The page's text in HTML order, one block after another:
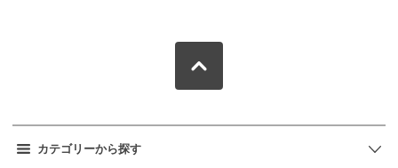
カテゴリーから探す